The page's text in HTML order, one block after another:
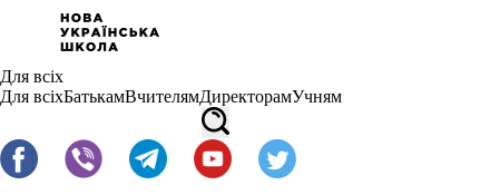
Для всіх
Для всіхБатькамВчителямДиректорамУчням